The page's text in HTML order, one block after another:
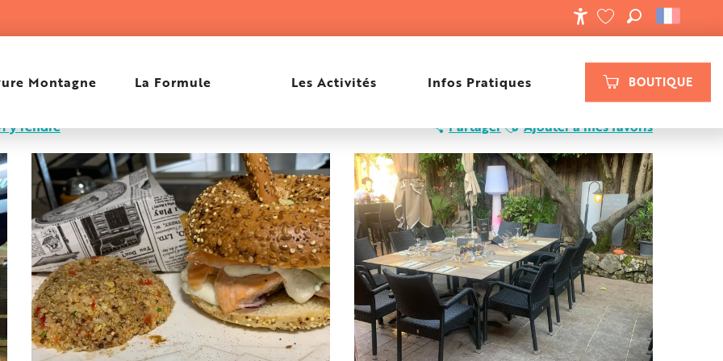
BOUTIQUE
VOIR LES FAVORIS
RECHERCHE
Montagne La Formule Les Activités Infos Pratiques
rendre Partager Ajouter à mes favoris